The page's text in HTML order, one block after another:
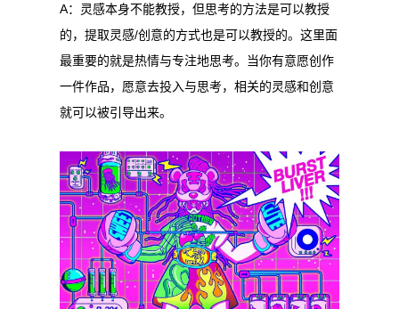
A：灵感本身不能教授，但思考的方法是可以教授
的，提取灵感/创意的方式也是可以教授的。这里面
最重要的就是热情与专注地思考。当你有意愿创作
一件作品，愿意去投入与思考，相关的灵感和创意
就可以被引导出来。